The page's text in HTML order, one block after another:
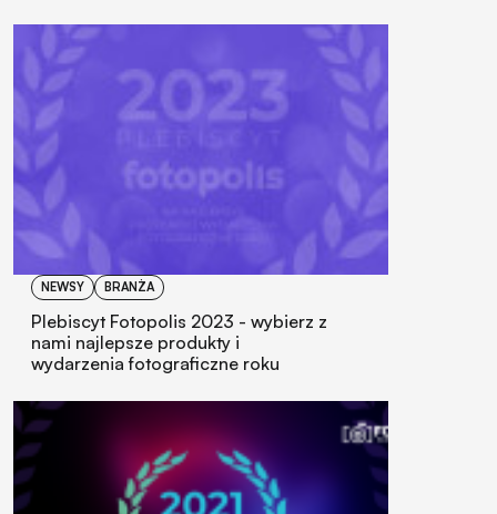
NEWSY BRANŻA
Plebiscyt Fotopolis 2023 - wybierz z
nami najlepsze produkty i
wydarzenia fotograficzne roku